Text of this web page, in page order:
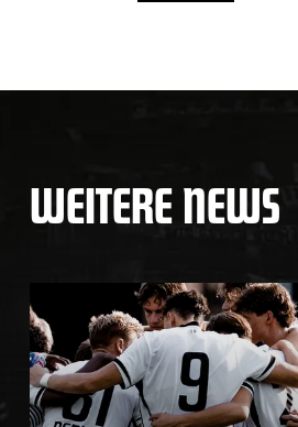
WEITERE NEWS